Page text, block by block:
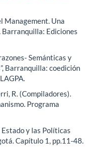
Management. Una
Ediciones
Semánticas y
Barranquilla: coedición
R. (Compiladores).
Programa
y las Políticas
Capítulo 1, pp.11-48.